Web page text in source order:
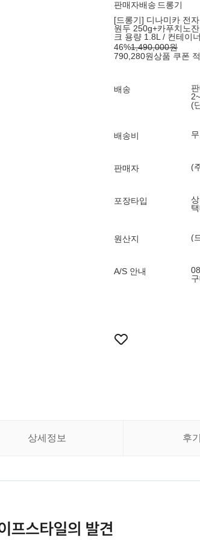
판매자배송 드롱기
[드롱기] 디나미카 전
원두 250g+카푸치노
크 용량 1.8L / 컨테이
46%1,490,000원
790,280원상품 쿠폰
배송
(
배송비
판매자 (
포장타입
원산지 (
A/S 안내
상세정보 후기